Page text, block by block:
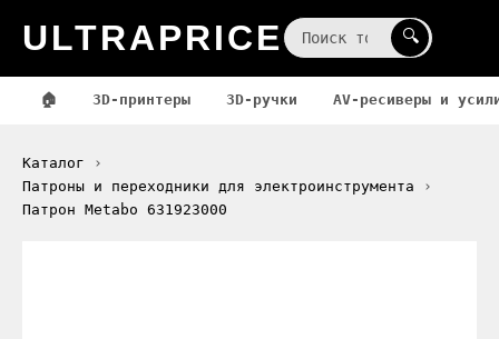
ULTRAPRICE 🔍
🏠 3D-принтеры 3D-ручки AV-ресиверы и
Каталог
Патроны и переходники для электроинструмента
Патрон Metabo 631923000